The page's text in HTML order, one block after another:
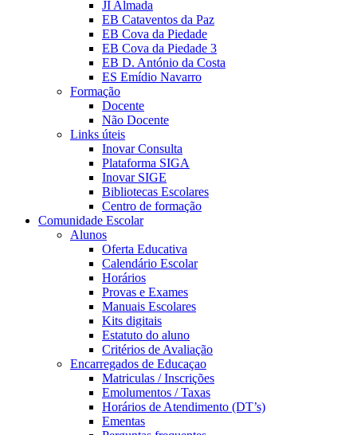
JI Almada
EB Cataventos da Paz
EB Cova da Piedade
EB Cova da Piedade 3
EB D. António da Costa
ES Emídio Navarro
Formação
Docente
Não Docente
Links úteis
Inovar Consulta
Plataforma SIGA
Inovar SIGE
Bibliotecas Escolares
Centro de formação
Comunidade Escolar
Alunos
Oferta Educativa
Calendário Escolar
Horários
Provas e Exames
Manuais Escolares
Kits digitais
Estatuto do aluno
Critérios de Avaliação
Encarregados de Educaçao
Matriculas / Inscrições
Emolumentos / Taxas
Horários de Atendimento (DT’s)
Ementas